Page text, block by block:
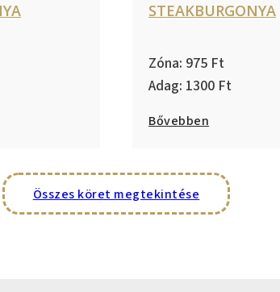
STEAKBURGONYA
975
1300
Bővebben
Összes köret megtekintése